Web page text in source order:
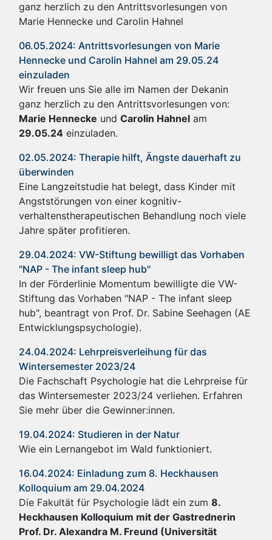
ganz herzlich zu den Antrittsvorlesungen von
Marie Hennecke und Carolin Hahnel
06.05.2024: Antrittsvorlesungen von Marie
Hennecke und Carolin Hahnel am 29.05.24
einzuladen
Wir freuen uns Sie alle im Namen der Dekanin
ganz herzlich zu den Antrittsvorlesungen von:
Marie Hennecke und Carolin Hahnel am
29.05.24 einzuladen.
02.05.2024: Therapie hilft, Ängste dauerhaft zu
überwinden
Eine Langzeitstudie hat belegt, dass Kinder mit
Angststörungen von einer kognitiv-
verhaltenstherapeutischen Behandlung noch viele
Jahre später profitieren.
29.04.2024: VW-Stiftung bewilligt das Vorhaben
"NAP - The infant sleep hub"
In der Förderlinie Momentum bewilligte die VW-
Stiftung das Vorhaben "NAP - The infant sleep
hub", beantragt von Prof. Dr. Sabine Seehagen (AE
Entwicklungspsychologie).
24.04.2024: Lehrpreisverleihung für das
Wintersemester 2023/24
Die Fachschaft Psychologie hat die Lehrpreise für
das Wintersemester 2023/24 verliehen. Erfahren
Sie mehr über die Gewinner:innen.
19.04.2024: Studieren in der Natur
Wie ein Lernangebot im Wald funktioniert.
16.04.2024: Einladung zum 8. Heckhausen
Kolloquium am 29.04.2024
Die Fakultät für Psychologie lädt ein zum 8.
Heckhausen Kolloquium mit der Gastrednerin
Prof. Dr. Alexandra M. Freund (Universität